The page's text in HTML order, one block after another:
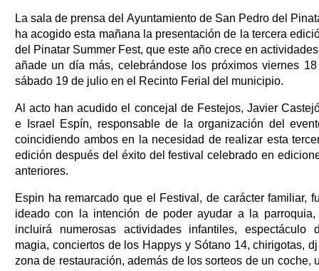
La sala de prensa del Ayuntamiento de San Pedro del
ha acogido esta mañana la presentación de la tercera
del Pinatar Summer Fest, que este año crece en
añade un día más, celebrándose los próximos viernes
sábado 19 de julio en el Recinto Ferial del municipio.
Al acto han acudido el concejal de Festejos, Javier
e Israel Espín, responsable de la organización del
coincidiendo ambos en la necesidad de realizar esta
edición después del éxito del festival celebrado en
anteriores.
Espin ha remarcado que el Festival, de carácter familiar,
ideado con la intención de poder ayudar a la parroquia,
incluirá numerosas actividades infantiles, espectáculo
magia, conciertos de los Happys y Sótano 14, chirigotas,
zona de restauración, además de los sorteos de un coche,